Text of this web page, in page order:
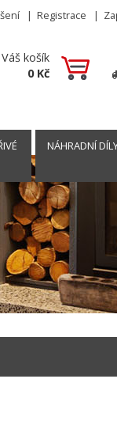
| Registrace |
Váš košík
0 Kč
NÁHRADNÍ